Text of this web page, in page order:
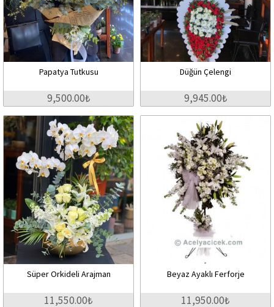
Papatya Tutkusu
9,500.00₺
Düğün Çelengi
9,945.00₺
Süper Orkideli Arajman
11,550.00₺
Beyaz Ayaklı Ferforje
11,950.00₺